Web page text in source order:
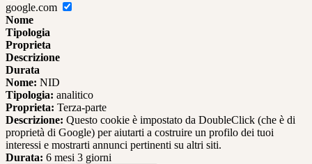
google.com
Nome
Tipologia
Proprieta
Descrizione
Durata
Nome: NID
Tipologia: analitico
Proprieta: Terza-parte
Descrizione: Questo cookie è impostato da DoubleClick (che è di
proprietà di Google) per aiutarti a costruire un profilo dei tuoi
interessi e mostrarti annunci pertinenti su altri siti.
Durata: 6 mesi 3 giorni